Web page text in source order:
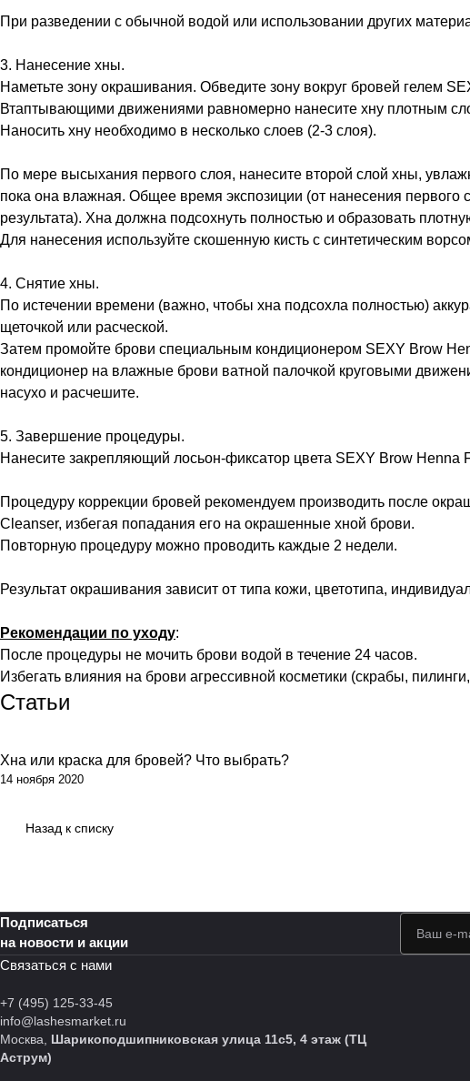
При разведении с обычной водой или использовании других
3. Нанесение хны.
Наметьте зону окрашивания. Обведите зону вокруг бровей гелем
Втаптывающими движениями равномерно нанесите хну плотным
Наносить хну необходимо в несколько слоев (2-3 слоя).
По мере высыхания первого слоя, нанесите второй слой хны,
пока она влажная. Общее время экспозиции (от нанесения первого
результата). Хна должна подсохнуть полностью и образовать
Для нанесения используйте скошенную кисть с синтетическим
4. Снятие хны.
По истечении времени (важно, чтобы хна подсохла полностью)
щеточкой или расческой.
Затем промойте брови специальным кондиционером SEXY Brow
кондиционер на влажные брови ватной палочкой круговыми
насухо и расчешите.
5. Завершение процедуры.
Нанесите закрепляющий лосьон-фиксатор цвета SEXY Brow
Процедуру коррекции бровей рекомендуем производить после
Cleanser, избегая попадания его на окрашенные хной брови.
Повторную процедуру можно проводить каждые 2 недели.
Результат окрашивания зависит от типа кожи, цветотипа,
Рекомендации по уходу:
После процедуры не мочить брови водой в течение 24 часов.
Избегать влияния на брови агрессивной косметики (скрабы,
Статьи
Хна или краска для бровей? Что выбрать?
14 ноября 2020
Назад к списку
Подписаться
на новости и акции
Связаться с нами
+7 (495) 125-33-45
info@lashesmarket.ru
Москва, Шарикоподшипниковская улица 11с5, 4 этаж (ТЦ
Аструм)